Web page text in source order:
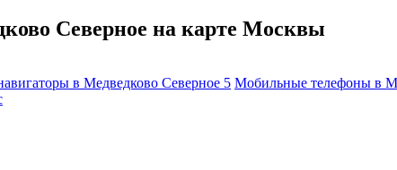
Северное на карте Москвы
в Медведково Северное 5 Мобильные телефоны в